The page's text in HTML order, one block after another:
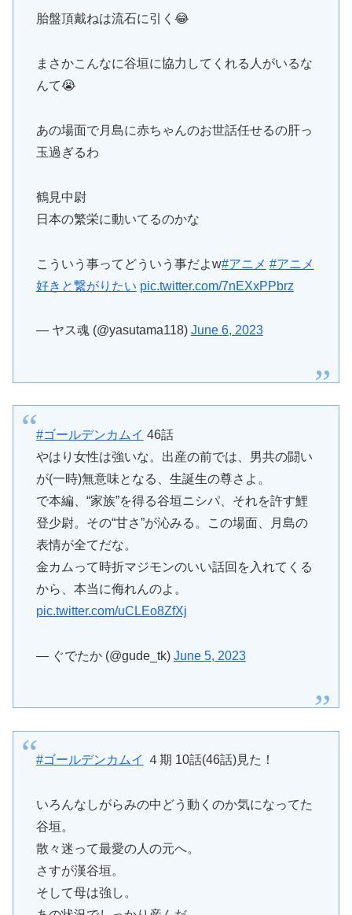
胎盤頂戴ねは流石に引く😂
まさかこんなに谷垣に協力してくれる人がいるな
んて😭
あの場面で月島に赤ちゃんのお世話任せるの肝っ
玉過ぎるわ
鶴見中尉
日本の繁栄に動いてるのかな
こういう事ってどういう事だよw#アニメ #アニメ
好きと繋がりたい pic.twitter.com/7nEXxPPbrz
— ヤス魂 (@yasutama118) June 6, 2023
#ゴールデンカムイ 46話
やはり女性は強いな。出産の前では、男共の闘い
が(一時)無意味となる、生誕生の尊さよ。
で本編、“家族”を得る谷垣ニシパ、それを許す鯉
登少尉。その“甘さ”が沁みる。この場面、月島の
表情が全てだな。
金カムって時折マジモンのいい話回を入れてくる
から、本当に侮れんのよ。
pic.twitter.com/uCLEo8ZfXj
— ぐでたか (@gude_tk) June 5, 2023
#ゴールデンカムイ ４期 10話(46話)見た！
いろんなしがらみの中どう動くのか気になってた
谷垣。
散々迷って最愛の人の元へ。
さすが漢谷垣。
そして母は強し。